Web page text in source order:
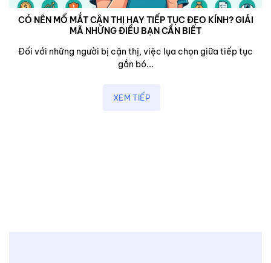
CÓ NÊN MỔ MẮT CẬN THỊ HAY TIẾP TỤC ĐEO KÍNH? GIẢI
MÃ NHỮNG ĐIỀU BẠN CẦN BIẾT
Đối với những người bị cận thị, việc lụa chọn giữa tiếp tục
gắn bó...
XEM TIẾP